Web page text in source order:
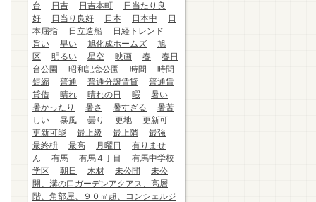
台
日吉 日吉本町
日当たり良
好
日当り良好 日本 日本中
日
本屈指
日立造船
日経トレンド
旨い
早い 旭化成ホームズ
旭
区
明るい 星空 映画 春
春日
台公園
昭和記念公園 時間
時間
短縮
普通 普通分譲賃貸
普通賃
貸借
晴れ 晴れの日 暇
暑い
暑かったり
暑さ 暑すぎる
暑苦
しい
暴風 曇り 更地
更新可
更新可能
最上級 最上階
最強
最終枡
最高 月曜日
有りませ
ん
有馬 有馬４丁目
有馬中学校
学区
朝日 木材 未公開
未公
開、溝の口ガーデンアクアス、高層
階、角部屋、９０㎡超、コンシェルジ